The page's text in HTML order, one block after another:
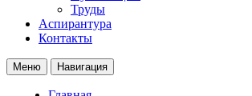
Труды
Аспирантура
Контакты
Меню Навигация